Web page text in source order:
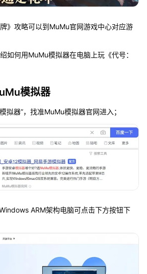
》攻略可以到MuMu官网游戏中心对应游
如何用MuMu模拟器在电脑上玩《代号：
模拟器
拟器”，找准MuMu模拟器官网进入；
ARM架构电脑可点击下方按钮下